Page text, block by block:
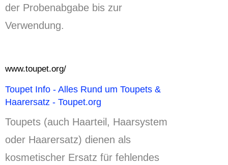
der Probenabgabe bis zur
Verwendung.
www.toupet.org/
Toupet Info - Alles Rund um Toupets &
Haarersatz - Toupet.org
Toupets (auch Haarteil, Haarsystem
oder Haarersatz) dienen als
kosmetischer Ersatz für fehlendes